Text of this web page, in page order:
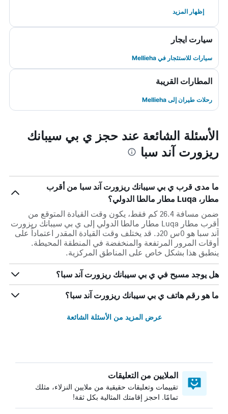
إظهار المزيد
سيارت ايجار
سيارات للاستئجار في Mellieha
المطارات القريبة
رحلات طيران إلى Mellieha
الأسئلة الشائعة عند حجز ي بي سيبانك
ريزورت آند سبا
ما مدى قرب ي بي سيبانك ريزورت آند سبا من أقرب
مطار، Luqa مطار مالطا الدولي؟
ضمن مسافة 26.4 كم فقط، يكون وقت القيادة المتوقع من
أقرب مطار Luqa مطار مالطا الدولي إلى ي بي سيبانك ريزورت
آند سبا هو 0س 20د. قد يختلف وقت القيادة المقدر اعتماداً على
أوقات المرور المرتفعة والمنخفضة في المنطقة المحيطة.
ينطبق هذا بشكل خاص على المناطق المركزية.
هل يوجد مسبح في ي بي سيبانك ريزورت آند سبا؟
ما هو رقم هاتف ي بي سيبانك ريزورت آند سبا؟
عرض المزيد من الأسئلة الشائعة
الملايين من التعليقات
تقييمات وتعليقات حقيقية من ملايين النزلاء، مثلك
تمامًا. احجز إقامتك المثالية بكل ثقة!